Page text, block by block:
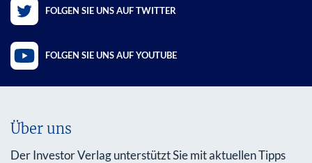
FOLGEN SIE UNS AUF TWITTER
FOLGEN SIE UNS AUF YOUTUBE
Über uns
Der Investor Verlag unterstützt Sie mit aktuellen Tipps